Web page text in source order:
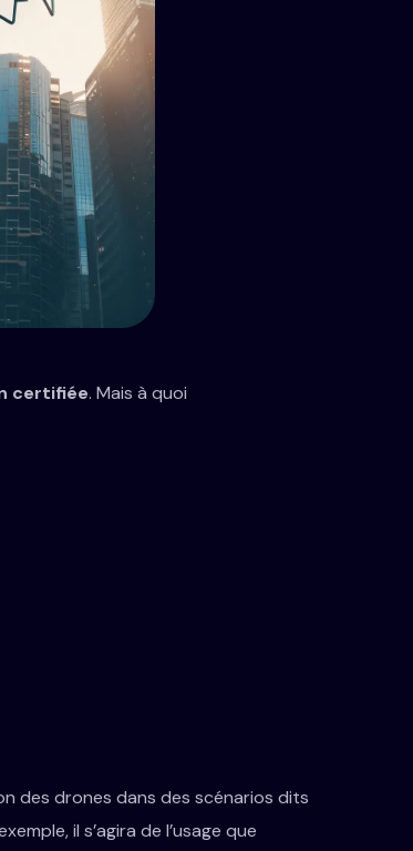
certifiée. Mais à quoi
des drones dans des scénarios dits
il s’agira de l’usage que